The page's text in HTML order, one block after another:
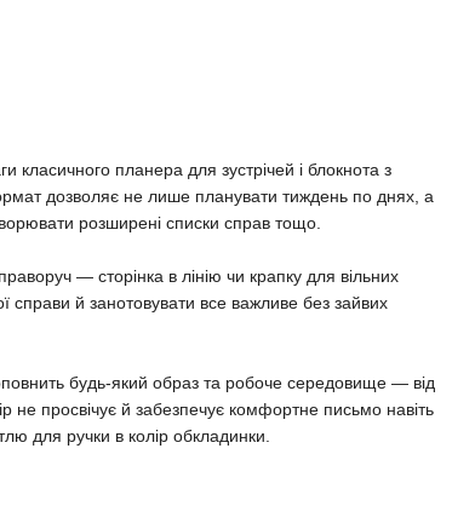
класичного планера для зустрічей і блокнота з
дозволяє не лише планувати тиждень по днях, а
розширені списки справ тощо.
— сторінка в лінію чи крапку для вільних
справи й занотовувати все важливе без зайвих
будь-який образ та робоче середовище — від
не просвічує й забезпечує комфортне письмо навіть
для ручки в колір обкладинки.